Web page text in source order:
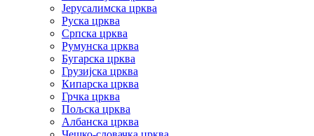
Јерусалимска црква
Руска црква
Српска црква
Румунска црква
Бугарска црква
Грузијска црква
Кипарска црква
Грчка црква
Пољска црква
Албанска црква